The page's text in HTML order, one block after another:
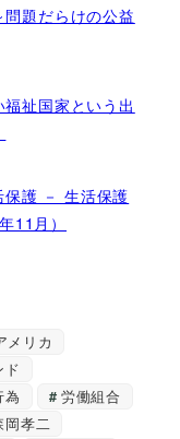
題だらけの公益
祉国家という出
護 － 生活保護
11月）
メリカ
ド
為
労働組合
岡孝二